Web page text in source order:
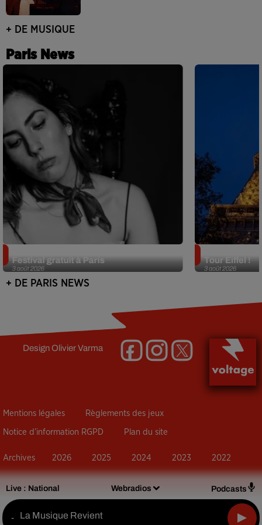
Live : National Webradios Podcasts
- La Musique Revient
+ DE MUSIQUE
Paris News
3 août 2026
Festival gratuit à Paris
3 août 2026
Tour Eiffel !
+ DE PARIS NEWS
DesignOlivier Varma
Mentions légales Règlements des jeux
Notice d’information RGPD Plan du site
Archives 2026 2025 2024 2023 2022